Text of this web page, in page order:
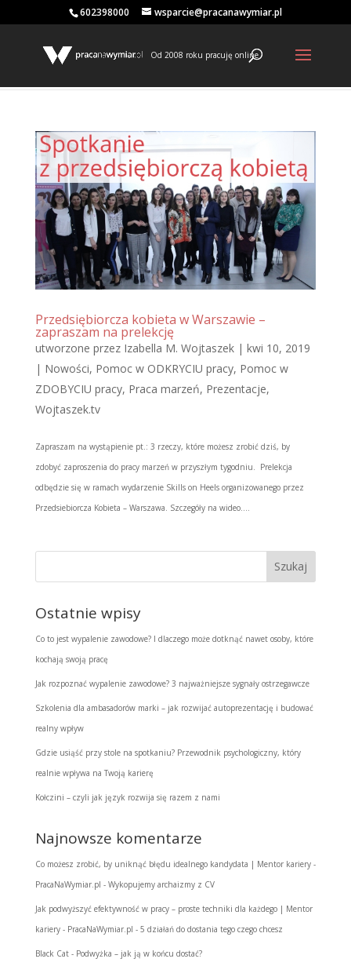
602398000 wsparcie@pracanawymiar.pl
Od 2008 roku pracuję online
Przedsiębiorcza kobieta w Warszawie –
zapraszam na prelekcję
utworzone przez Izabella M. Wojtaszek| kwi 10, 2019
| Nowości, Pomoc w ODKRYCIU pracy, Pomoc w
ZDOBYCIU pracy, Praca marzeń, Prezentacje,
Wojtaszek.tv
Zapraszam na wystąpienie pt.: 3 rzeczy, które możesz zrobić dziś, by
zdobyć zaproszenia do pracy marzeń w przyszłym tygodniu. Prelekcja
odbędzie się w ramach wydarzenie Skills on Heels organizowanego przez
Przedsiebiorcza Kobieta – Warszawa. Szczegóły na wideo....
Ostatnie wpisy
Co to jest wypalenie zawodowe? I dlaczego może dotknąć nawet osoby, które
kochają swoją pracę
Jak rozpoznać wypalenie zawodowe? 3 najważniejsze sygnały ostrzegawcze
Szkolenia dla ambasadorów marki – jak rozwijać autoprezentację i budować
realny wpływ
Gdzie usiąść przy stole na spotkaniu? Przewodnik psychologiczny, który
realnie wpływa na Twoją karierę
Kołczini – czyli jak język rozwija się razem z nami
Najnowsze komentarze
Co możesz zrobić, by uniknąć błędu idealnego kandydata | Mentor kariery -
PracaNaWymiar.pl - Wykopujemy archaizmy z CV
Jak podwyższyć efektywność w pracy – proste techniki dla każdego | Mentor
kariery - PracaNaWymiar.pl - 5 działań do dostania tego czego chcesz
Black Cat- Podwyżka – jak ją w końcu dostać?